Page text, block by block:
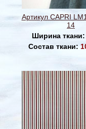
Артикул CAPRI
14
Ширина
Состав ткани: